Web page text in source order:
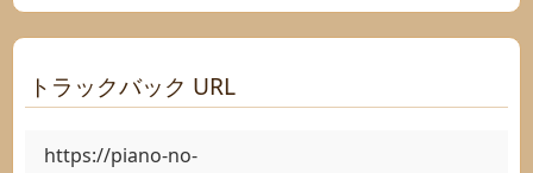
トラックバック URL
https://piano-no-